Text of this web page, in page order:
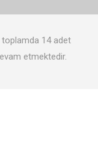
toplamda 14 adet
etmektedir.